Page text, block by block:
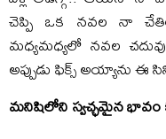
చెప్పి ఒక నవల నా
మధ్యమధ్యలో నవల
అప్పుడు ఫిక్స్ అయ్యాను
మనిషిలోని స్వచ్ఛమైన భావం